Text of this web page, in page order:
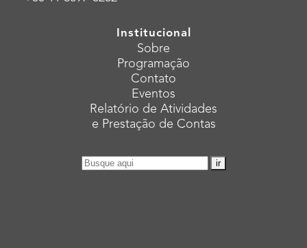
Institucional
Sobre
Programação
Contato
Eventos
Relatório de Atividades
e Prestação de Contas